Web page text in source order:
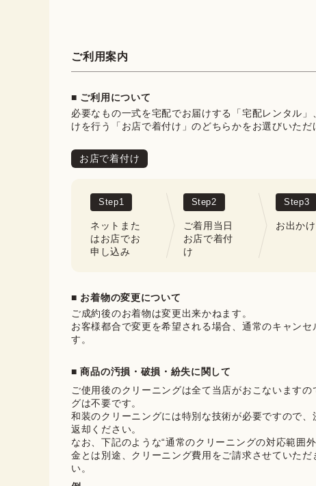
ご利用案内
■ ご利用について
必要なもの一式を宅配でお届けする「宅配レンタル
けを行う「お店で着付け」のどちらかをお選びいただ
お店で着付け
Step1
ネットまた
はお店でお
申し込み
Step2
ご着用当日
お店で着付
け
Step3
お出かけ
■ お着物の変更について
ご成約後のお着物は変更出来かねます。
お客様都合で変更を希望される場合、通常のキャンセ
す。
■ 商品の汚損・破損・紛失に関して
ご使用後のクリーニングは全て当店がおこないます
グは不要です。
和装のクリーニングには特別な技術が必要ですので
返却ください。
なお、下記のような“通常のクリーニングの対応範囲
金とは別途、クリーニング費用をご請求させていただ
い。